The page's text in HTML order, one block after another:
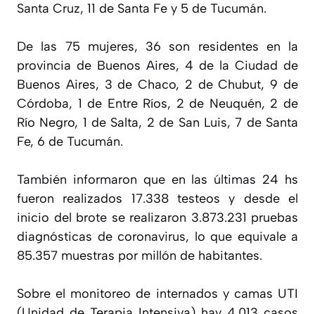
Santa Cruz, 11 de Santa Fe y 5 de Tucumán.
De las 75 mujeres, 36 son residentes en la
provincia de Buenos Aires, 4 de la Ciudad de
Buenos Aires, 3 de Chaco, 2 de Chubut, 9 de
Córdoba, 1 de Entre Ríos, 2 de Neuquén, 2 de
Río Negro, 1 de Salta, 2 de San Luis, 7 de Santa
Fe, 6 de Tucumán.
También informaron que en las últimas 24 hs
fueron realizados 17.338 testeos y desde el
inicio del brote se realizaron 3.873.231 pruebas
diagnósticas de coronavirus, lo que equivale a
85.357 muestras por millón de habitantes.
Sobre el monitoreo de internados y camas UTI